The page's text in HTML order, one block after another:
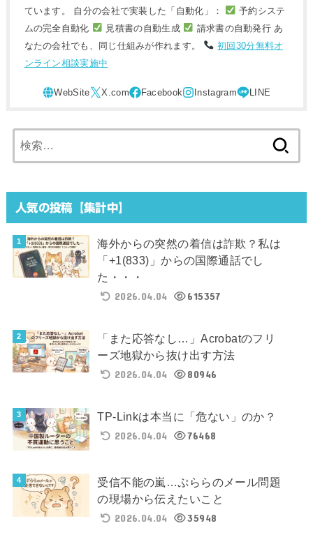
ています。 自分の会社で実装した「自動化」：
予約システ
ムの完全自動化
見積書の自動生成
請求書の自動発行 あ
なたの会社でも、同じ仕組みが作れます。
初回30分無料オ
ンライン相談実施中
索:
人気の投稿【集計中】
海外からの突然の着信は詐欺？私は
「+1(833)」からの国際通話でし
た・・・
2026.04.04
615357
「また応答なし…」Acrobatのフリ
ーズ地獄から抜け出す方法
2026.04.04
80946
TP-Linkは本当に「危ない」のか？
2026.04.04
76468
受信不能の嵐…ぷららのメール問題
の現場から伝えたいこと
2026.04.04
35948